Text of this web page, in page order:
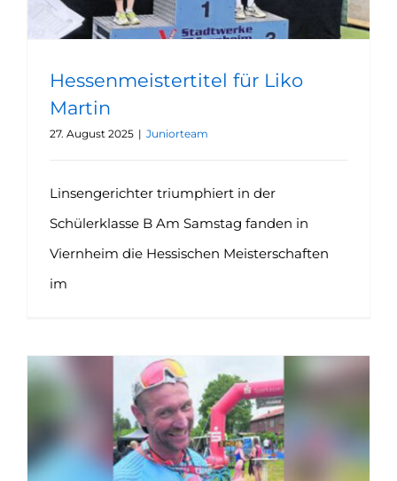
Hessenmeistertitel für Liko
Martin
27. August 2025 | Juniorteam
Linsengerichter triumphiert in der
Schülerklasse B Am Samstag fanden in
Viernheim die Hessischen Meisterschaften
im